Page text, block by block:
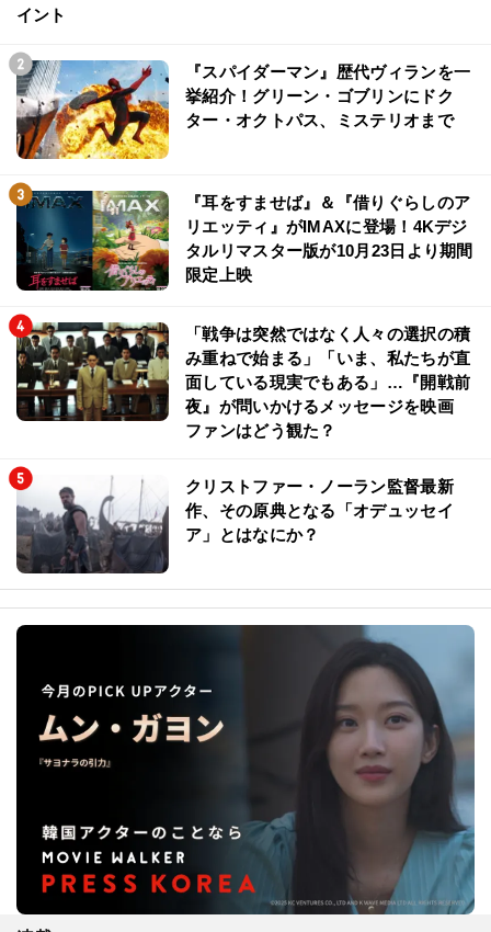
イント
『スパイダーマン』歴代ヴィランを一
挙紹介！グリーン・ゴブリンにドク
ター・オクトパス、ミステリオまで
『耳をすませば』＆『借りぐらしのア
リエッティ』がIMAXに登場！4Kデジ
タルリマスター版が10月23日より期間
限定上映
「戦争は突然ではなく人々の選択の積
み重ねで始まる」「いま、私たちが直
面している現実でもある」…『開戦前
夜』が問いかけるメッセージを映画
ファンはどう観た？
クリストファー・ノーラン監督最新
作、その原典となる「オデュッセイ
ア」とはなにか？